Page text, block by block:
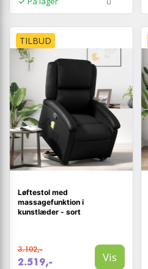
TILBUD
Løftestol med
massagefunktion i
kunstlæder - sort
3.102,-
2.519,- Vis